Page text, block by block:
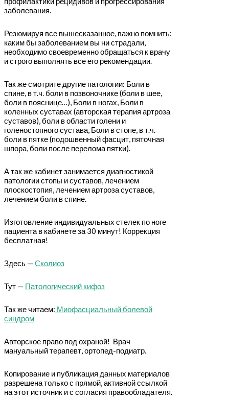
заболевания.
Резюмируя все вышесказанное, важно помнить:
каким бы заболеванием вы ни страдали,
необходимо своевременно обращаться к врачу
и строго выполнять все его рекомендации.
Так же смотрите другие патологии: Боли в
спине, в т.ч. боли в позвоночнике (боли в шее,
боли в пояснице…), Боли в ногах, Боли в
коленных суставах (авторская терапия артроза
суставов), боли в области голени и
голеностопного сустава, Боли в стопе, в т.ч.
боли в пятке (подошвенный фасцит, пяточная
шпора, боли после перелома пятки).
А так же кабинет занимается диагностикой
патологии стопы и суставов, лечением
плоскостопия, лечением артроза суставов,
лечением боли в спине.
Изготовление индивидуальных стелек по ноге
пациента в кабинете за 30 минут! Коррекция
бесплатная!
Здесь — Сколиоз
Тут — Патологический кифоз
Так же читаем: Миофасциальный болевой
синдром
Авторское право под охраной! Врач
мануальный терапевт, ортопед-подиатр.
Копирование и публикация данных материалов
разрешена только с прямой, активной ссылкой
на этот источник и с согласия правообладателя.